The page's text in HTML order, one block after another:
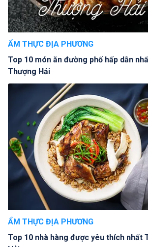
ẨM THỰC ĐỊA PHƯƠNG
Top 10 món ăn đường phố hấp dẫn
Thượng Hải
ẨM THỰC ĐỊA PHƯƠNG
Top 10 nhà hàng được yêu thích nhất